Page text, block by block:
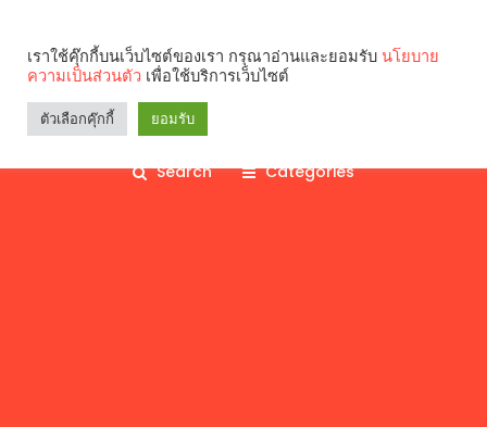
Search Categories
เราใช้คุ๊กกี้บนเว็บไซต์ของเรา กรุณาอ่านและยอมรับ นโยบาย
ความเป็นส่วนตัว เพื่อใช้บริการเว็บไซต์
ตัวเลือกคุ๊กกี้ ยอมรับ